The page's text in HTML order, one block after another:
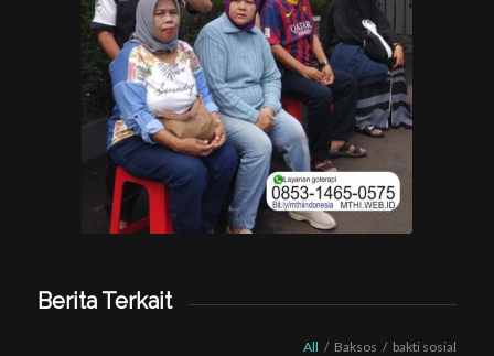
Berita Terkait
All / Baksos / bakti sosial